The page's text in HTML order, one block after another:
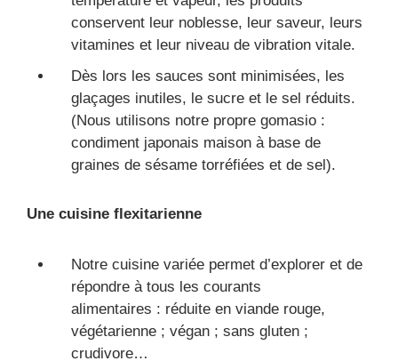
conservent leur noblesse, leur saveur, leurs
vitamines et leur niveau de vibration vitale.
Dès lors les sauces sont minimisées, les
glaçages inutiles, le sucre et le sel réduits.
(Nous utilisons notre propre gomasio :
condiment japonais maison à base de
graines de sésame torréfiées et de sel).
Une cuisine flexitarienne
Notre cuisine variée permet d’explorer et de
répondre à tous les courants
alimentaires : réduite en viande rouge,
végétarienne ; végan ; sans gluten ;
crudivore…